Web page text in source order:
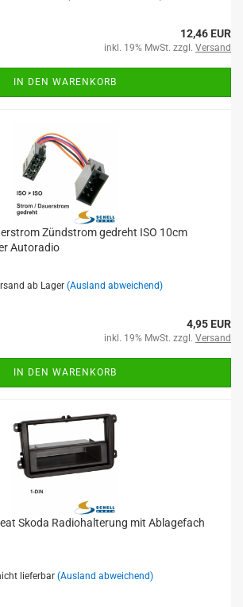
12,46 EUR
inkl. 19% MwSt. zzgl. Versand
IN DEN WARENKORB
Zündstrom gedreht ISO 10cm
Autoradio
ab Lager (Ausland abweichend)
4,95 EUR
inkl. 19% MwSt. zzgl. Versand
IN DEN WARENKORB
Skoda Radiohalterung mit Ablagefach
lieferbar (Ausland abweichend)